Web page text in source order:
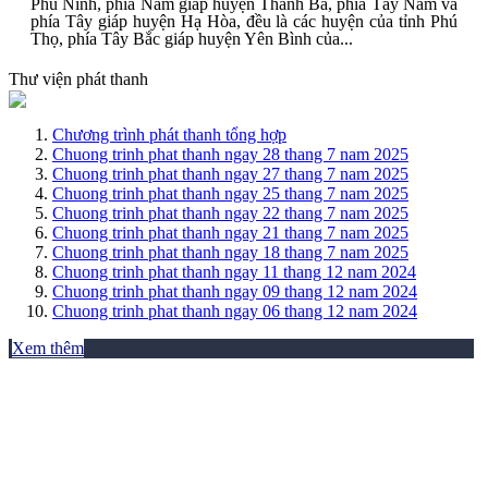
Phù Ninh, phía Nam giáp huyện Thanh Ba, phía Tây Nam và
phía Tây giáp huyện Hạ Hòa, đều là các huyện của tỉnh Phú
Thọ, phía Tây Bắc giáp huyện Yên Bình của...
Thư viện phát thanh
Chương trình phát thanh tổng hợp
Chuong trinh phat thanh ngay 28 thang 7 nam 2025
Chuong trinh phat thanh ngay 27 thang 7 nam 2025
Chuong trinh phat thanh ngay 25 thang 7 nam 2025
Chuong trinh phat thanh ngay 22 thang 7 nam 2025
Chuong trinh phat thanh ngay 21 thang 7 nam 2025
Chuong trinh phat thanh ngay 18 thang 7 nam 2025
Chuong trinh phat thanh ngay 11 thang 12 nam 2024
Chuong trinh phat thanh ngay 09 thang 12 nam 2024
Chuong trinh phat thanh ngay 06 thang 12 nam 2024
Xem thêm